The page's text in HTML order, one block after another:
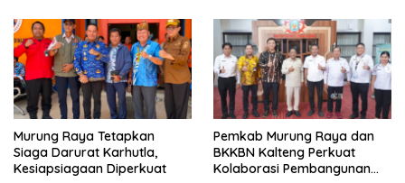
Murung Raya Tetapkan
Siaga Darurat Karhutla,
Kesiapsiagaan Diperkuat
Pemkab Murung Raya dan
BKKBN Kalteng Perkuat
Kolaborasi Pembangunan